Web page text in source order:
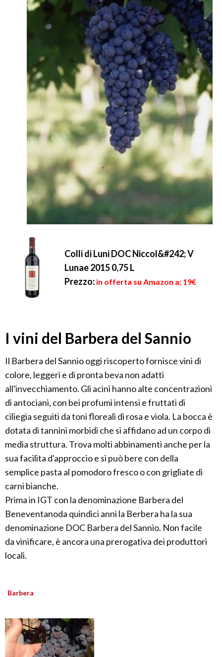
Colli di Luni DOC Niccol&#242; V
Lunae 2015 0,75 L
Prezzo: in offerta su Amazon a: 19€
I vini del Barbera del Sannio
Il Barbera del Sannio oggi riscoperto fornisce vini di
colore, leggeri e di pronta beva non adatti
all'invecchiamento. Gli acini hanno alte concentrazioni
di antociani, con bei profumi intensi e fruttati di
ciliegia seguiti da toni floreali di rosa e viola. La bocca è
dotata di tannini morbidi che si affidano ad un corpo di
media struttura. Trova molti abbinamenti anche per la
sua facilita d'approccio e si può bere con della
semplice pasta al pomodoro fresco o con grigliate di
carni bianche.
Prima in IGT con la denominazione Barbera del
Beneventanoda quindici anni la Berbera ha la sua
denominazione DOC Barbera del Sannio. Non facile
da vinificare, è ancora una prerogativa dei produttori
locali.
Barbera